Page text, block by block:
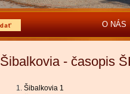
O NÁS
Šibalkovia - časopis
Šibalkovia 1